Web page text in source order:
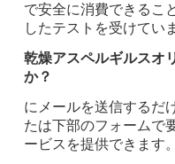
で安全に消費できるこ
したテストを受けてい
乾燥アスペルギルスオ
か？
にメールを送信するだ
たは下部のフォームで
ービスを提供できます。